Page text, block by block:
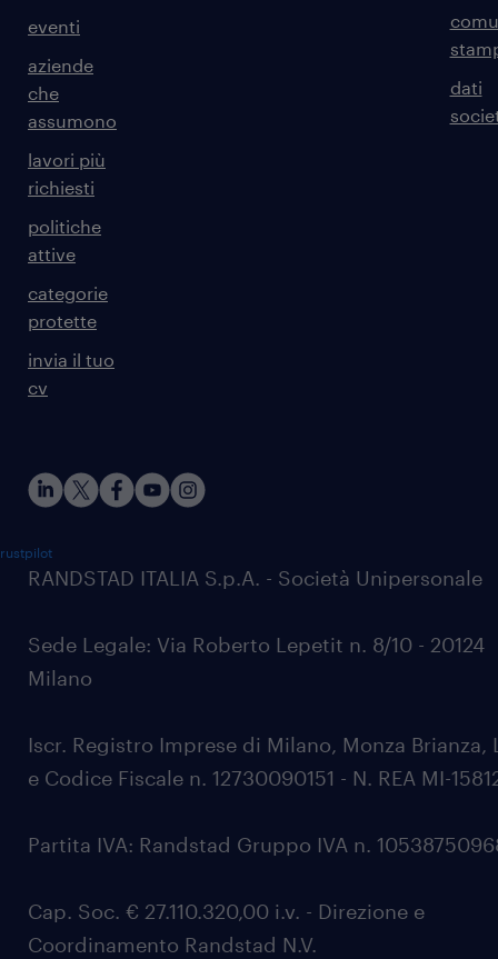
eventi
aziende
che
assumono
lavori più
richiesti
politiche
attive
categorie
protette
invia il tuo
cv
dati
RANDSTAD ITALIA S.p.A. - Società Unipersonale
Sede Legale: Via Roberto Lepetit n. 8/10 - 20124
Milano
Iscr. Registro Imprese di Milano, Monza Brianza,
e Codice Fiscale n. 12730090151 - N. REA MI-
Partita IVA: Randstad Gruppo IVA n.
Cap. Soc. € 27.110.320,00 i.v. - Direzione e
Coordinamento Randstad N.V.